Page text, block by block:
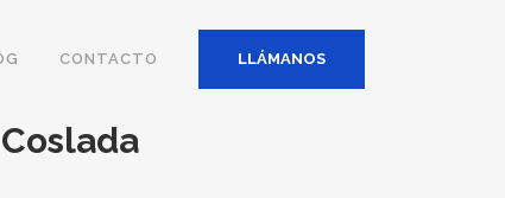
LLÁMANOS
CONTACTO